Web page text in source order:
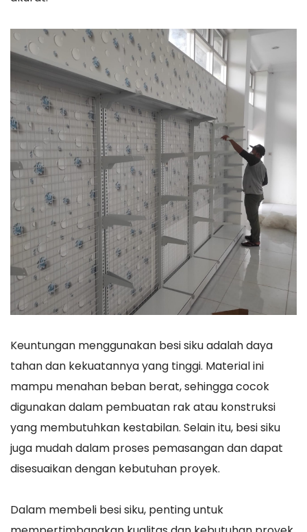
Keuntungan menggunakan besi siku adalah daya
tahan dan kekuatannya yang tinggi. Material ini
mampu menahan beban berat, sehingga cocok
digunakan dalam pembuatan rak atau konstruksi
yang membutuhkan kestabilan. Selain itu, besi siku
juga mudah dalam proses pemasangan dan dapat
disesuaikan dengan kebutuhan proyek.
Dalam membeli besi siku, penting untuk